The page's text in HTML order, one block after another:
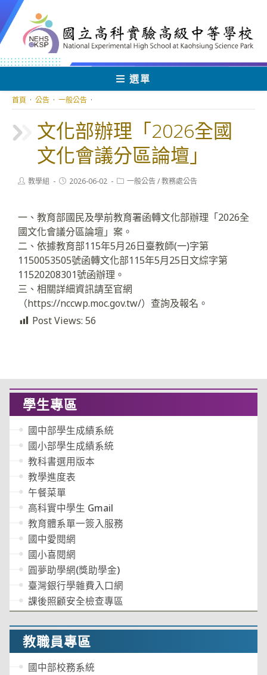
轉
至
要
容
選單
文化部辦理「2026全國
文化會議分區論壇」
首頁 · 公告 · 一般公告 ·
Post教學組
Post2026-06-02
Post一般公告/教務處公告
一、教育部國民及學前教育署函轉文化部辦理「2026全
國文化會議分區論壇」案。
二、依據教育部115年5月26日臺教師(一)字第
1150053505號函轉文化部115年5月25日文綜字第
11520208301號函辦理。
三、相關詳細資訊請至官網
（https://nccwp.moc.gov.tw/）查詢及報名。
Post Views: 56
學生專區
國中部學生成績系統
國小部學生成績系統
教科書選用版本
教學進度表
午餐菜單
高科實中學生 Gmail
教育體系單一簽入服務
國中愛閱網
國小喜閱網
圓夢助學網(獎助學金)
臺灣銀行學雜費入口網
課後照顧安全檢查專區
教職員專區
國中部校務系統